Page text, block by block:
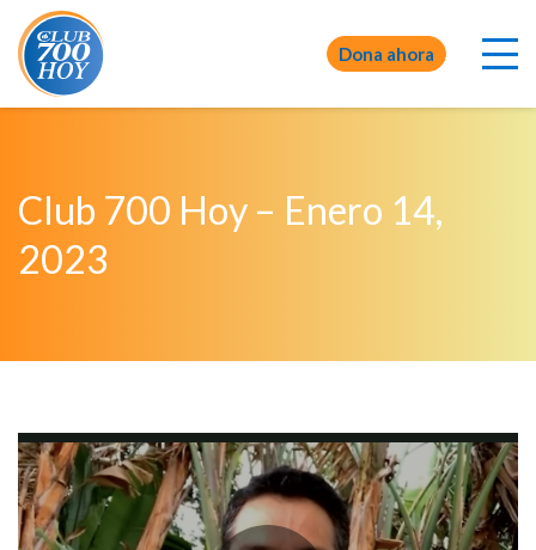
Dona ahora
Club 700 Hoy – Enero 14,
2023